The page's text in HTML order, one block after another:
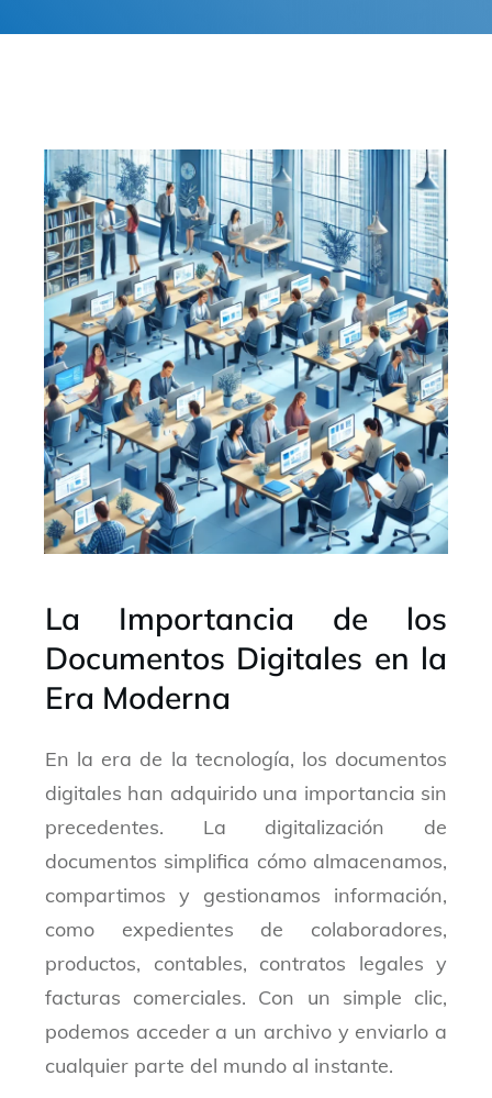
La Importancia de los
Documentos Digitales en la
Era Moderna
En la era de la tecnología, los documentos
digitales han adquirido una importancia sin
precedentes. La digitalización de
documentos simplifica cómo almacenamos,
compartimos y gestionamos información,
como expedientes de colaboradores,
productos, contables, contratos legales y
facturas comerciales. Con un simple clic,
podemos acceder a un archivo y enviarlo a
cualquier parte del mundo al instante.